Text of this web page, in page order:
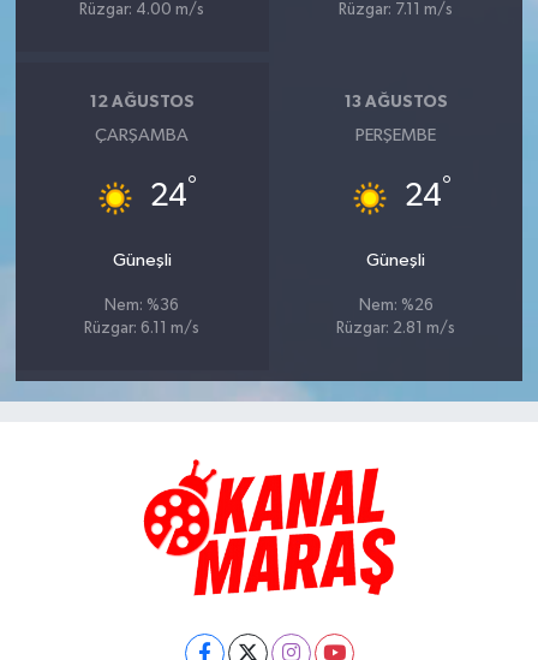
Rüzgar: 4.00 m/s
Rüzgar: 7.11 m/s
12 AĞUSTOS
ÇARŞAMBA
24°
Güneşli
Nem: %36
Rüzgar: 6.11 m/s
13 AĞUSTOS
PERŞEMBE
24°
Güneşli
Nem: %26
Rüzgar: 2.81 m/s